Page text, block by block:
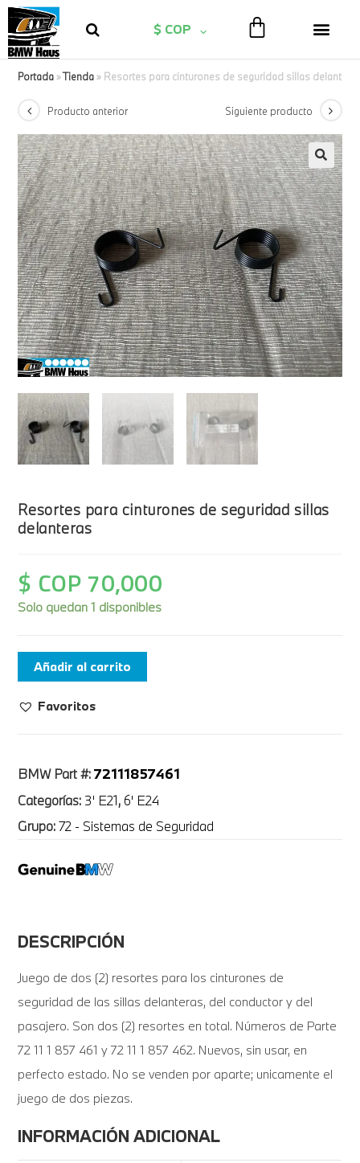
$ COP
Portada»Tienda» Resortes para cinturones de seguridad sillas
Producto anterior Siguiente producto
🔍
Resortes para cinturones de seguridad sillas
delanteras
$ COP70,000
Solo quedan 1 disponibles
Añadir al carrito
Favoritos
BMW Part #:72111857461
Categorías: 3' E21, 6' E24
Grupo:72 - Sistemas de Seguridad
DESCRIPCIÓN
Juego de dos (2) resortes para los cinturones de
seguridad de las sillas delanteras, del conductor y del
pasajero. Son dos (2) resortes en total. Números de Parte
72 11 1 857 461 y 72 11 1 857 462. Nuevos, sin usar, en
perfecto estado. No se venden por aparte; unicamente el
juego de dos piezas.
INFORMACIÓN ADICIONAL